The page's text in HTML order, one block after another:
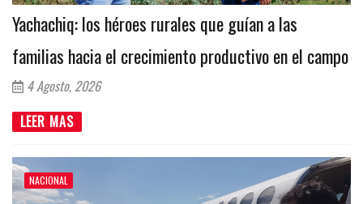
Yachachiq: los héroes rurales que guían a las
familias hacia el crecimiento productivo en el campo
4 Agosto, 2026
LEER MAS
NACIONAL